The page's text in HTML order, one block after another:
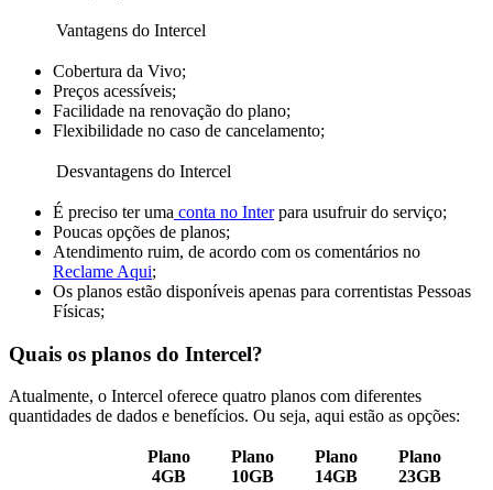
Vantagens do Intercel
Cobertura da Vivo;
Preços acessíveis;
Facilidade na renovação do plano;
Flexibilidade no caso de cancelamento;
Desvantagens do Intercel
É preciso ter uma conta no Interpara usufruir do serviço;
Poucas opções de planos;
Atendimento ruim, de acordo com os comentários no
Reclame Aqui;
Os planos estão disponíveis apenas para correntistas Pessoas
Físicas;
Quais os planos do Intercel?
Atualmente, o Intercel oferece quatro planos com diferentes
quantidades de dados e benefícios. Ou seja, aqui estão as opções:
Plano
4GB
Plano
10GB
Plano
14GB
Plano
23GB